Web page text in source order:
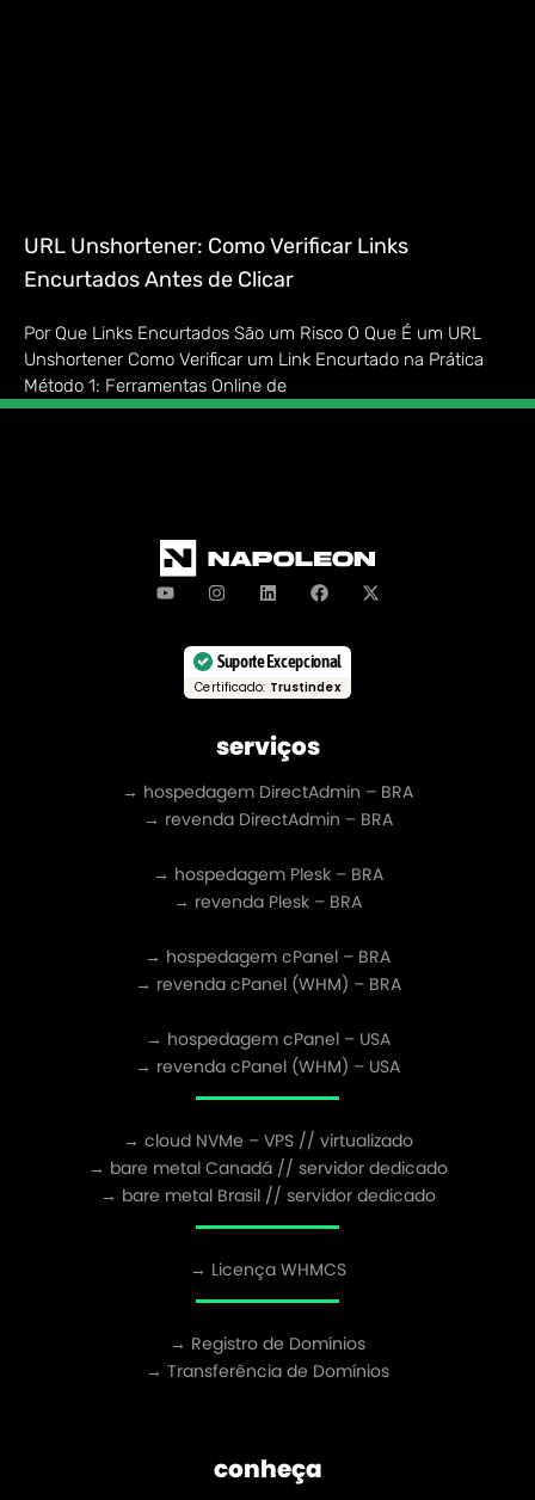
URL Unshortener: Como Verificar Links
Encurtados Antes de Clicar
Por Que Links Encurtados São um Risco O Que É um URL
Unshortener Como Verificar um Link Encurtado na Prática
Método 1: Ferramentas Online de
Suporte Excepcional
Certificado: Trustindex
serviços
→ hospedagem DirectAdmin – BRA
→ revenda DirectAdmin – BRA
→ hospedagem Plesk – BRA
→ revenda Plesk – BRA
→ hospedagem cPanel – BRA
→ revenda cPanel (WHM) – BRA
→ hospedagem cPanel – USA
→ revenda cPanel (WHM) – USA
→ cloud NVMe – VPS // virtualizado
→ bare metal Canadá // servidor dedicado
→ bare metal Brasil // servidor dedicado
→ Licença WHMCS
→ Registro de Domínios
→ Transferência de Domínios
conheça